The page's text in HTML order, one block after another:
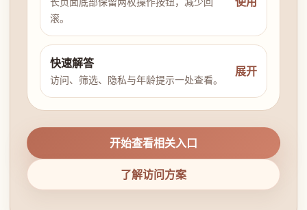
滚。
快速解答
访问、筛选、隐私与年龄提示一处查看。
展开
开始查看相关入口
了解访问方案